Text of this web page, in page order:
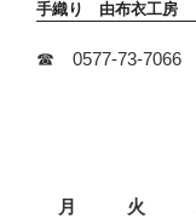
手織り 由布衣工房
☎ 0577-73-7066
月
火